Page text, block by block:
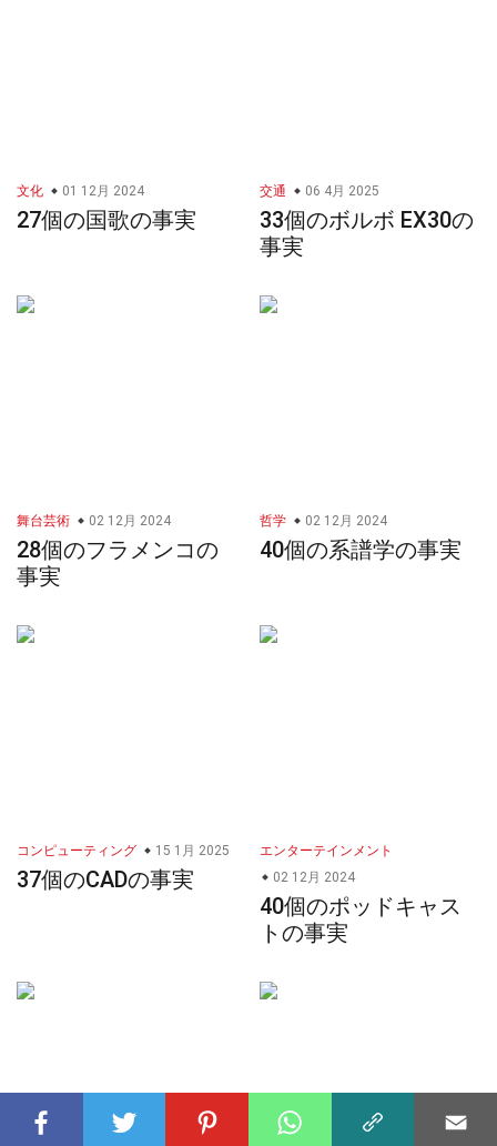
文化 01 12月 2024
27個の国歌の事実
交通 06 4月 2025
33個のボルボ EX30の
事実
舞台芸術 02 12月 2024
28個のフラメンコの
事実
哲学 02 12月 2024
40個の系譜学の事実
コンピューティング 15 1月 2025
37個のCADの事実
エンターテインメント
02 12月 2024
40個のポッドキャス
トの事実